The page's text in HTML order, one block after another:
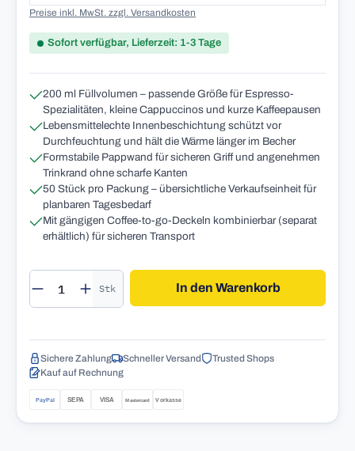
Preise inkl. MwSt. zzgl. Versandkosten
Sofort verfügbar, Lieferzeit: 1-3 Tage
200 ml Füllvolumen – passende Größe für Espresso-
Spezialitäten, kleine Cappuccinos und kurze Kaffeepausen
Lebensmittelechte Innenbeschichtung schützt vor
Durchfeuchtung und hält die Wärme länger im Becher
Formstabile Pappwand für sicheren Griff und angenehmen
Trinkrand ohne scharfe Kanten
50 Stück pro Packung – übersichtliche Verkaufseinheit für
planbaren Tagesbedarf
Mit gängigen Coffee-to-go-Deckeln kombinierbar (separat
erhältlich) für sicheren Transport
Produkt Anzahl: Gib den gewünschten
Stk In den Warenkorb
Sichere Zahlung Schneller Versand
Trusted Shops
Kauf auf Rechnung